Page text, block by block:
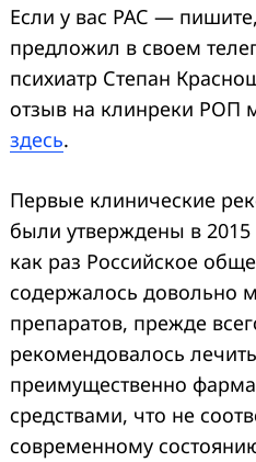
Если у вас РАС —
предложил в своем
психиатр Степан
отзыв на клинреки РОП
здесь.
Первые клинические
были утверждены в 2015
как раз Российское
содержалось довольно
препаратов, прежде
рекомендовалось
преимущественно
средствами, что не
современному